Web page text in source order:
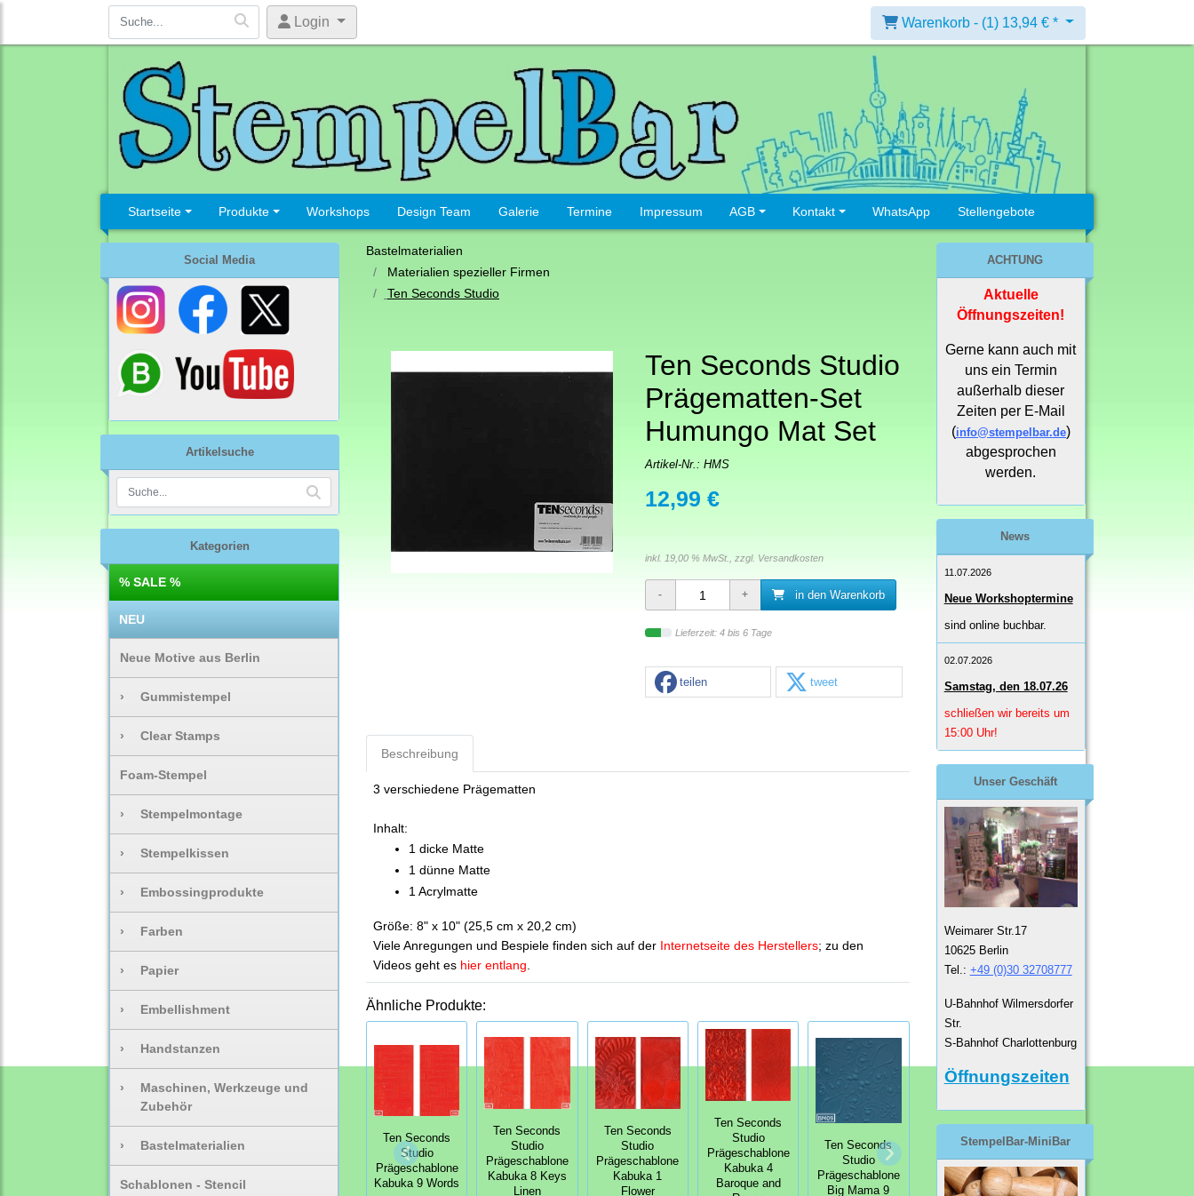
Login Warenkorb - (1) 13,94 € *
Startseite Produkte Workshops Design Team Galerie Termine Impressum AGB Kontakt WhatsApp Stellengebote
Social Media
Artikelsuche
Kategorien
% SALE %
NEU
Neue Motive aus Berlin
› Gummistempel
› Clear Stamps
Foam-Stempel
› Stempelmontage
› Stempelkissen
› Embossingprodukte
› Farben
› Papier
› Embellishment
› Handstanzen
›
Maschinen, Werkzeuge und
Zubehör
› Bastelmaterialien
Schablonen - Stencil
Bastelmaterialien
Materialien spezieller Firmen
Ten Seconds Studio
Ten Seconds Studio
Prägematten-Set
Humungo Mat Set
Artikel-Nr.: HMS
12,99 €
inkl. 19,00 % MwSt., zzgl. Versandkosten
in den Warenkorb
Lieferzeit: 4 bis 6 Tage
teilen tweet
Beschreibung
3 verschiedene Prägematten
Inhalt:
1 dicke Matte
1 dünne Matte
1 Acrylmatte
Größe: 8" x 10" (25,5 cm x 20,2 cm)
Viele Anregungen und Bespiele finden sich auf der Internetseite des Herstellers; zu den
Videos geht es hier entlang.
Ähnliche Produkte:
Ten Seconds
Studio
Prägeschablone
Kabuka 9 Words
Ten Seconds
Studio
Prägeschablone
Kabuka 8 Keys
Linen
Ten Seconds
Studio
Prägeschablone
Kabuka 1
Flower
Ten Seconds
Studio
Prägeschablone
Kabuka 4
Baroque and
Ten Seconds
Studio
Prägeschablone
Big Mama 9
Studio
Prägeschablone
Kabuka 6 Lower
Case Alphabet
Ten Seconds
Studio
Kabuka 3
Borders and
ACHTUNG
Aktuelle
Öffnungszeiten!
Gerne kann auch mit
uns ein Termin
außerhalb dieser
Zeiten per E-Mail
(info@stempelbar.de)
abgesprochen
werden.
News
11.07.2026
Neue Workshoptermine
sind online buchbar.
02.07.2026
Samstag, den 18.07.26
schließen wir bereits um
15:00 Uhr!
Unser Geschäft
Weimarer Str.17
10625 Berlin
Tel.: +49 (0)30 32708777
U-Bahnhof Wilmersdorfer
Str.
S-Bahnhof Charlottenburg
Öffnungszeiten
StempelBar-MiniBar